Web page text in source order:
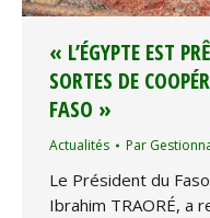
« L’ÉGYPTE EST
SORTES DE
FASO »
Actualités Par
Le Président du
Ibrahim TRAORÉ, a